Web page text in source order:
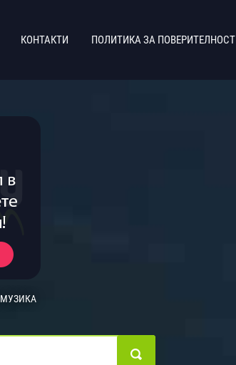
КОНТАКТИ ПОЛИТИКА ЗА ПОВЕРИТЕЛНОСТ
МУЗИКА